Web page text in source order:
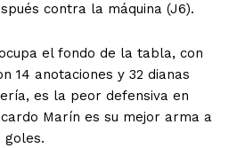
contra la máquina (J6).
el fondo de la tabla, con
14 anotaciones y 32 dianas
es la peor defensiva en
Marín es su mejor arma a
goles.